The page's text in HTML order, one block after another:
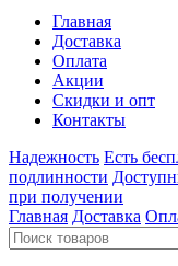
Главная
Доставка
Оплата
Акции
Скидки и опт
Контакты
Надежность Есть
подлинности
при получении
Главная Доставка